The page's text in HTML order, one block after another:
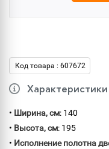
Код товара : 607672
Характеристики
• Ширина, см: 140
• Высота, см: 195
• Исполнение полотна